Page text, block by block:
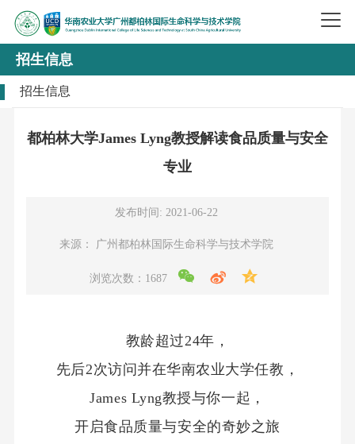
招生信息
招生信息
都柏林大学James Lyng教授解读食品质量与安全
专业
发布时间: 2021-06-22
来源： 广州都柏林国际生命科学与技术学院
浏览次数： 1687
教龄超过24年，
先后2次访问并在华南农业大学任教，
James Lyng教授与你一起，
开启食品质量与安全的奇妙之旅